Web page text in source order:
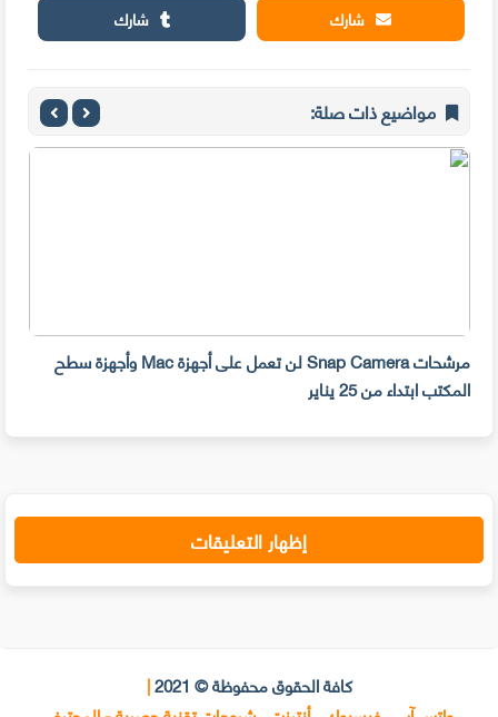
شارك
شارك
مواضيع ذات صلة:
مرشحات Snap Camera لن تعمل على أجهزة Mac وأجهزة سطح
المكتب ابتداء من 25 يناير
إظهار التعليقات
كافة الحقوق محفوظة © 2021 |